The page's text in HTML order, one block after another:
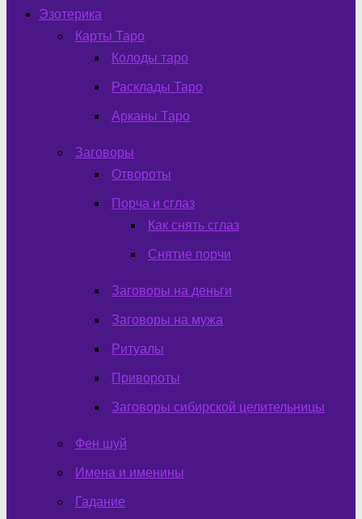
Эзотерика
Карты Таро
Колоды таро
Расклады Таро
Арканы Таро
Заговоры
Отвороты
Порча и сглаз
Как снять сглаз
Снятие порчи
Заговоры на деньги
Заговоры на мужа
Ритуалы
Привороты
Заговоры сибирской целительницы
Фен шуй
Имена и именины
Гадание